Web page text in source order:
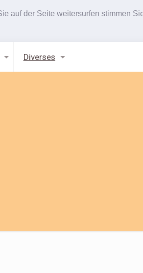
auf der Seite weitersurfen stimmen
Diverses